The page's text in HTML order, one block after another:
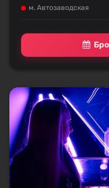
м. Автозаводская